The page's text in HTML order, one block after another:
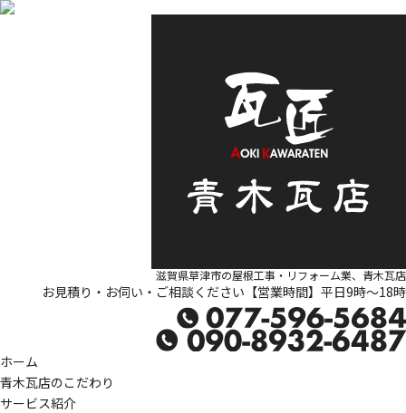
滋賀県草津市の屋根工事・リフォーム業、青木瓦店
お見積り・お伺い・ご相談ください【営業時間】平日9時～18時
ホーム
青木瓦店のこだわり
サービス紹介